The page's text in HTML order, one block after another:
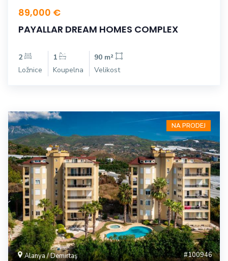
89,000 €
PAYALLAR DREAM HOMES COMPLEX
2
Ložnice
1
Koupelna
90 m²
Velikost
NA PRODEJ
Alanya / Demirtaş #100946